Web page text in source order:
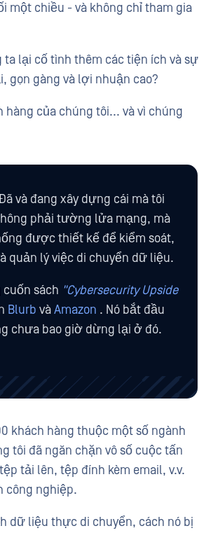
một chiều - và không chỉ tham gia
ta lại cố tình thêm các tiện ích và sự
gọn gàng và lợi nhuận cao?
của chúng tôi... và vì chúng
và đang xây dựng cái mà tôi
phải tường lửa mạng, mà
được thiết kế để kiểm soát,
quản lý việc di chuyển dữ liệu.
cuốn sách "Cybersecurity Upside
Blurb vàAmazon . Nó bắt đầu
chưa bao giờ dừng lại ở đó.
khách hàng thuộc một số ngành
tôi đã ngăn chặn vô số cuộc tấn
tải lên, tệp đính kèm email, v.v.
công nghiệp.
dữ liệu thực di chuyển, cách nó bị